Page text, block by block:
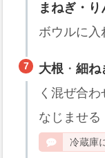
まねぎ・
ボウルに入
大根 ・細ね
く混ぜ合
なじませる
冷蔵庫